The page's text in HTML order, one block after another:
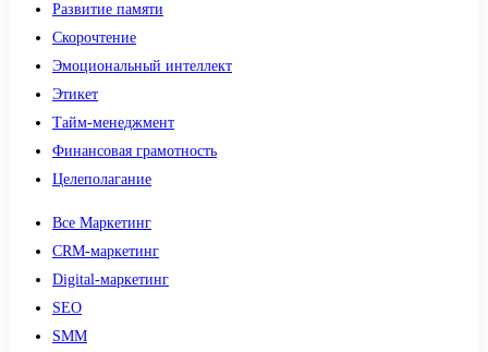
Развитие памяти
Скорочтение
Эмоциональный интеллект
Этикет
Тайм-менеджмент
Финансовая грамотность
Целеполагание
Все Маркетинг
CRM-маркетинг
Digital-маркетинг
SEO
SMM